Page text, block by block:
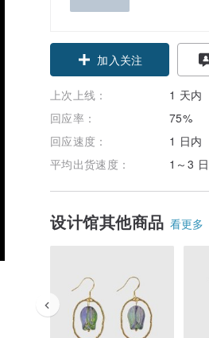
加入关注
上次上线：
1 天内
回应率：
75%
回应速度：
1 日内
平均出货速度：
1～3 日
设计馆其他商品 看更多